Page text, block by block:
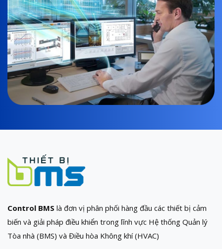
Control BMS là đơn vị phân phối hàng đầu các thiết bị cảm
biến và giải pháp điều khiển trong lĩnh vực Hệ thống Quản lý
Tòa nhà (BMS) và Điều hòa Không khí (HVAC)